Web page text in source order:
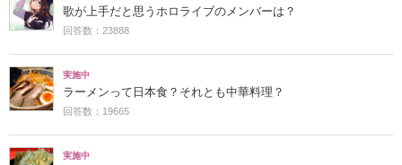
歌が上手だと思うホロライブのメンバーは？
回答数：23888
実施中
ラーメンって日本食？それとも中華料理？
回答数：19665
実施中